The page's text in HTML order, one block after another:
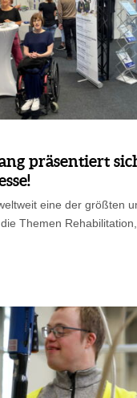
präsentiert
eine der größten
Themen